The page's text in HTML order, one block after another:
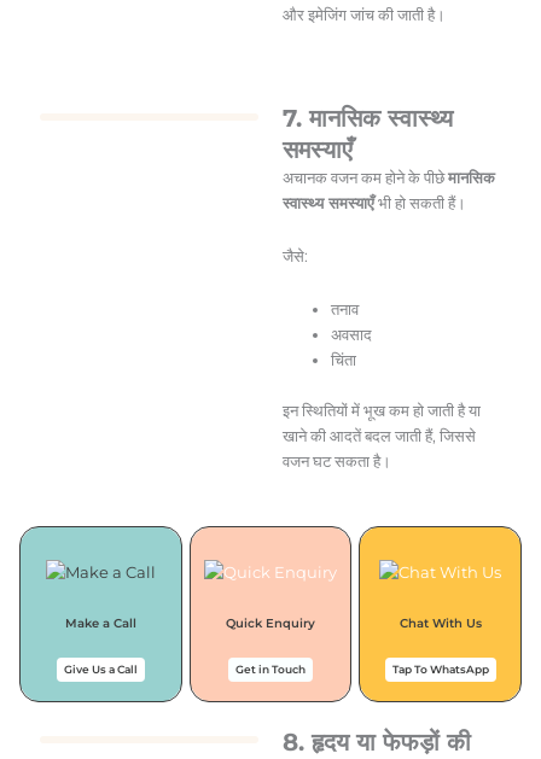
और इमेजिंग जांच की जाती है।
7. मानसिक स्वास्थ्य
समस्याएँ
अचानक वजन कम होने के पीछेमानसिक
स्वास्थ्य समस्याएँभी हो सकती हैं।
जैसे:
तनाव
अवसाद
चिंता
इन स्थितियों में भूख कम हो जाती है या
खाने की आदतें बदल जाती हैं, जिससे
वजन घट सकता है।
Make a Call
Give Us a Call
Quick Enquiry
Get in Touch
Chat With Us
Tap To WhatsApp
8. हृदय या फेफड़ों की